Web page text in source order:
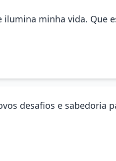
minha vida. Que
desafios e sabedoria